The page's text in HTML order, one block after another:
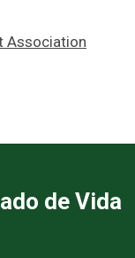
Association
de Vida